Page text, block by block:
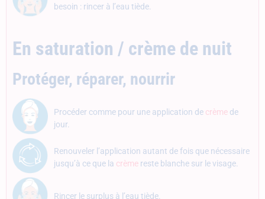
besoin : rincer à l’eau tiède.
En saturation / crème de nuit
Protéger, réparer, nourrir
Procéder comme pour une application de crème de
jour.
Renouveler l’application autant de fois que nécessaire
jusqu’à ce que la crème reste blanche sur le visage.
Rincer le surplus à l’eau tiède.